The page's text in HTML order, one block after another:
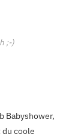
;-)
Babyshower,
coole